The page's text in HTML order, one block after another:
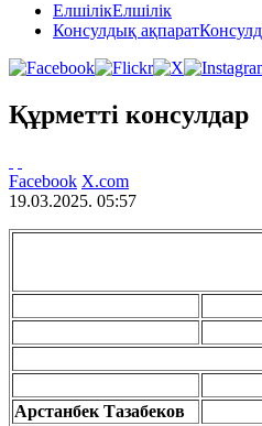
ЕлшілікЕлшілік
Консулдық ақпарат
Құрметті консулдар
Facebook X.com
19.03.2025. 05:57
Арстанбек Тазабеков